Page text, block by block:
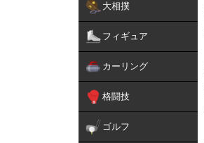
大相撲
フィギュア
カーリング
格闘技
ゴルフ